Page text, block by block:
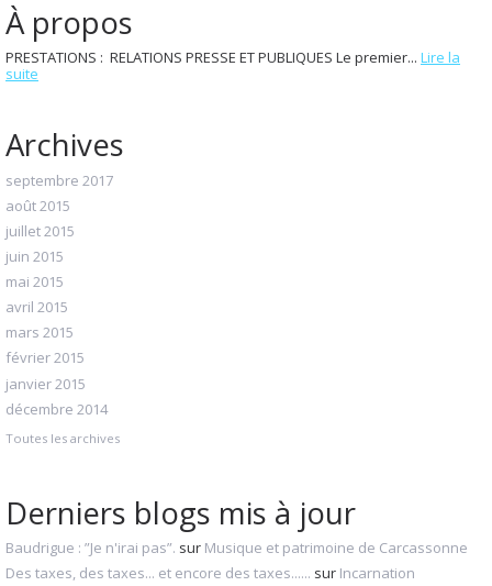
À propos
PRESTATIONS : RELATIONS PRESSE ET PUBLIQUES Le premier... Lire la
suite
Archives
septembre 2017
août 2015
juillet 2015
juin 2015
mai 2015
avril 2015
mars 2015
février 2015
janvier 2015
décembre 2014
Toutes les archives
Derniers blogs mis à jour
Baudrigue : ”Je n'irai pas”. sur Musique et patrimoine de Carcassonne
Des taxes, des taxes... et encore des taxes...... sur Incarnation